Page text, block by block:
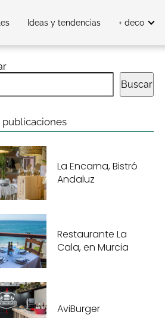
Ideas y tendencias + deco
Buscar
publicaciones
La Encarna, Bistró
Andaluz
Restaurante La
Cala, en Murcia
AviBurger